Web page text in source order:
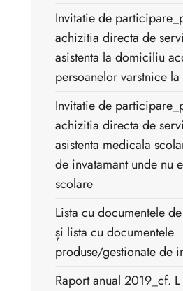
Invitatie de
achizitia directa de
asistenta la domiciliu
persoanelor varstnice
Invitatie de
achizitia directa de
asistenta medicala
de invatamant unde nu
scolare
Lista cu documentele
și lista cu documentele
produse/gestionate de
Raport anual 2019_cf.